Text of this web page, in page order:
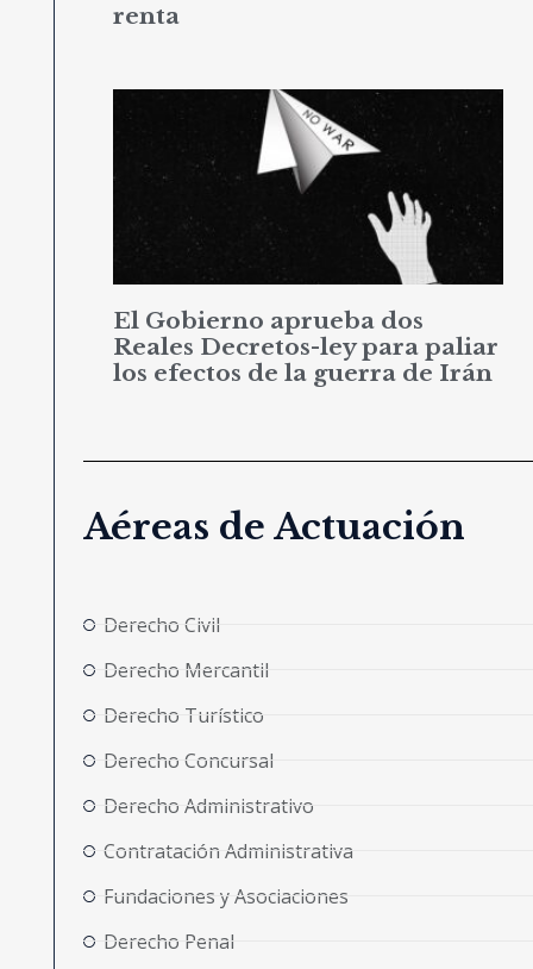
renta
El Gobierno aprueba dos
Reales Decretos-ley para paliar
los efectos de la guerra de Irán
Aéreas de Actuación
Derecho Civil
Derecho Mercantil
Derecho Turístico
Derecho Concursal
Derecho Administrativo
Contratación Administrativa
Fundaciones y Asociaciones
Derecho Penal